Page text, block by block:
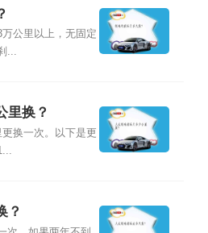
公里以上，无固定
...
里换？
换一次。以下是更
？